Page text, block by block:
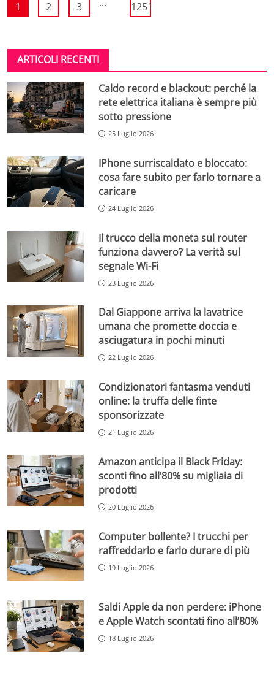
1 2 3 1251
ARTICOLI RECENTI
Caldo record e blackout: perché la
rete elettrica italiana è sempre più
sotto pressione
25 Luglio 2026
IPhone surriscaldato e bloccato:
cosa fare subito per farlo tornare a
caricare
24 Luglio 2026
Il trucco della moneta sul router
funziona davvero? La verità sul
segnale Wi-Fi
23 Luglio 2026
Dal Giappone arriva la lavatrice
umana che promette doccia e
asciugatura in pochi minuti
22 Luglio 2026
Condizionatori fantasma venduti
online: la truffa delle finte
sponsorizzate
21 Luglio 2026
Amazon anticipa il Black Friday:
sconti fino all’80% su migliaia di
prodotti
20 Luglio 2026
Computer bollente? I trucchi per
raffreddarlo e farlo durare di più
19 Luglio 2026
Saldi Apple da non perdere: iPhone
e Apple Watch scontati fino all’80%
18 Luglio 2026